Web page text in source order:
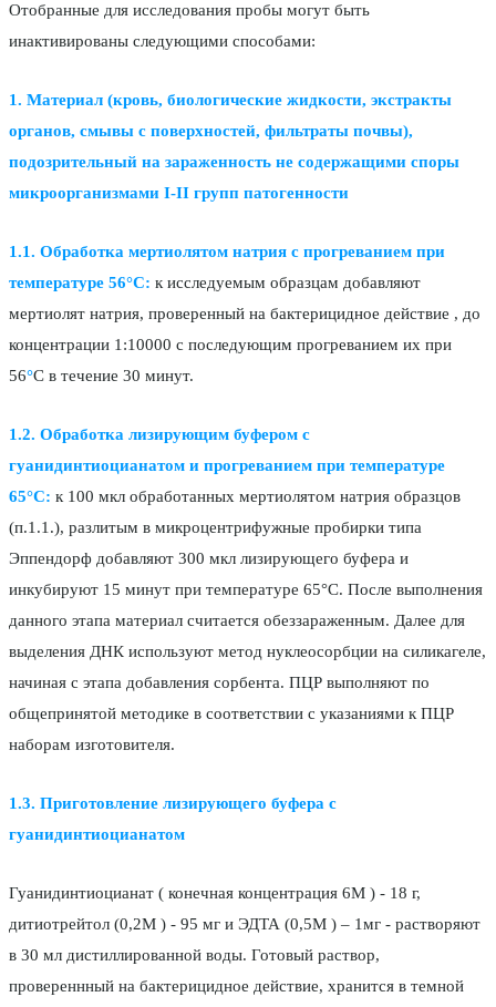
Отобранные для исследования пробы могут быть
инактивированы следующими способами:
1. Материал (кровь, биологические жидкости, экстракты
органов, смывы с поверхностей, фильтраты почвы),
подозрительный на зараженность не содержащими споры
микроорганизмами I-II групп патогенности
1.1. Обработка мертиолятом натрия с прогреванием при
температуре 56°С: к исследуемым образцам добавляют
мертиолят натрия, проверенный на бактерицидное действие , до
концентрации 1:10000 с последующим прогреванием их при
56°С в течение 30 минут.
1.2. Обработка лизирующим буфером с
гуанидинтиоцианатом и прогреванием при температуре
65°С: к 100 мкл обработанных мертиолятом натрия образцов
(п.1.1.), разлитым в микроцентрифужные пробирки типа
Эппендорф добавляют 300 мкл лизирующего буфера и
инкубируют 15 минут при температуре 65°С. После выполнения
данного этапа материал считается обеззараженным. Далее для
выделения ДНК используют метод нуклеосорбции на силикагеле,
начиная с этапа добавления сорбента. ПЦР выполняют по
общепринятой методике в соответствии с указаниями к ПЦР
наборам изготовителя.
1.3. Приготовление лизирующего буфера с
гуанидинтиоцианатом
Гуанидинтиоцианат ( конечная концентрация 6М ) - 18 г,
дитиотрейтол (0,2М ) - 95 мг и ЭДТА (0,5М ) – 1мг - растворяют
в 30 мл дистиллированной воды. Готовый раствор,
провереннный на бактерицидное действие, хранится в темной